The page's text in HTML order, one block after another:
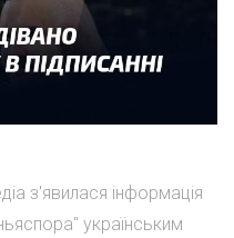
з'явилася інформація
українським